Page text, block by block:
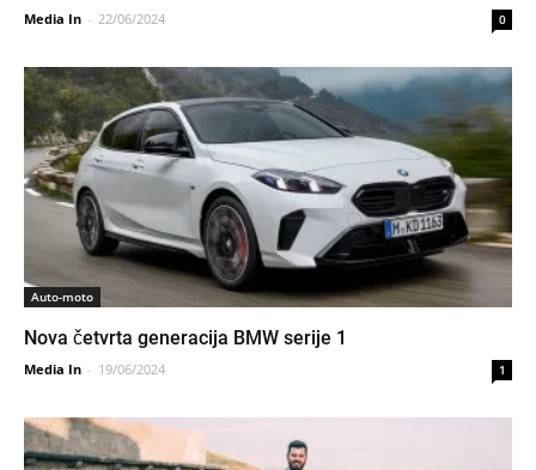
Media In - 22/06/2024 0
Auto-moto
Nova četvrta generacija BMW serije 1
Media In - 19/06/2024 1